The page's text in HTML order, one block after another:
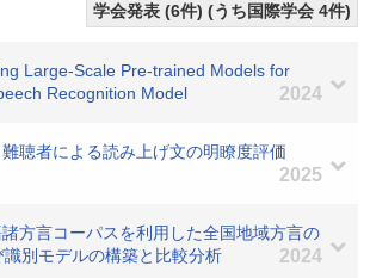
学会発表 (6件) (うち国際学会 4件)
Large-Scale Pre-trained Models for
Recognition Model
2024
聴者による読み上げ文の明瞭度評価
2025
方言コーパスを利用した全国地域方言の
別モデルの構築と比較分析
2024